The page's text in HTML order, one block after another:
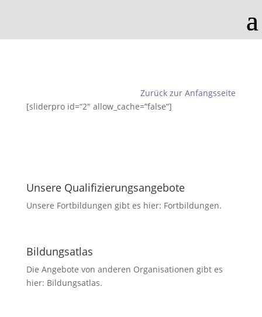
Zurück zur Anfangsseite
[sliderpro id=“2″ allow_cache=“false“]
Unsere Qualifizierungsangebote
Unsere Fortbildungen gibt es hier: Fortbildungen.
Bildungsatlas
Die Angebote von anderen Organisationen gibt es
hier: Bildungsatlas.